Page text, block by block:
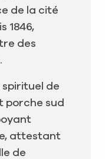
de la cité
1846,
des
spirituel de
porche sud
attestant
de